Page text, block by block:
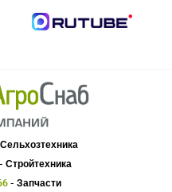
- Стройтехника
- Запчасти